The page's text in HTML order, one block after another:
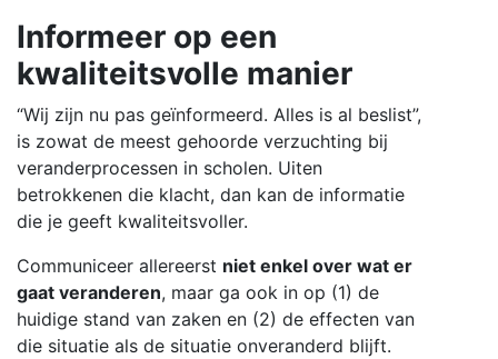
Informeer op een
kwaliteitsvolle manier
“Wij zijn nu pas geïnformeerd. Alles is al beslist”,
is zowat de meest gehoorde verzuchting bij
veranderprocessen in scholen. Uiten
betrokkenen die klacht, dan kan de informatie
die je geeft kwaliteitsvoller.
Communiceer allereerst niet enkel over wat er
gaat veranderen, maar ga ook in op (1) de
huidige stand van zaken en (2) de effecten van
die situatie als de situatie onveranderd blijft.